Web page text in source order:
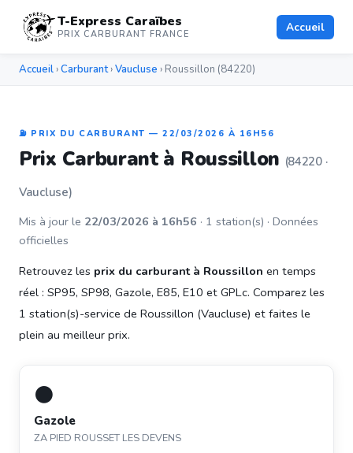
T-Express Caraïbes
PRIX CARBURANT FRANCE Accueil
Accueil ›Carburant›Vaucluse › Roussillon (84220)
⛽ PRIX DU CARBURANT — 22/03/2026 À 16H56
Prix Carburant à Roussillon (84220 ·
Vaucluse)
Mis à jour le 22/03/2026 à 16h56 · 1 station(s) · Données
officielles
Retrouvez les prix du carburant à Roussillon en temps
réel : SP95, SP98, Gazole, E85, E10 et GPLc. Comparez les
1 station(s)-service de Roussillon (Vaucluse) et faites le
plein au meilleur prix.
⚫
Gazole
ZA PIED ROUSSET LES DEVENS